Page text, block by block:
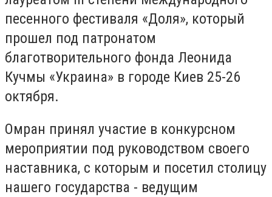
песенного фестиваля «Доля», который
прошел под патронатом
благотворительного фонда Леонида
Кучмы «Украина» в городе Киев 25-26
октября.
Омран принял участие в конкурсном
мероприятии под руководством своего
наставника, с которым и посетил столицу
нашего государства - ведущим